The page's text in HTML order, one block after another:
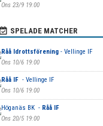
Ons 23/9 19:00
SPELADE MATCHER
Råå Idrottsförening- Vellinge IF
Ons 10/6 19:00
Råå IF - Vellinge IF
Ons 10/6 19:00
Höganäs BK - Råå IF
Ons 20/5 19:00